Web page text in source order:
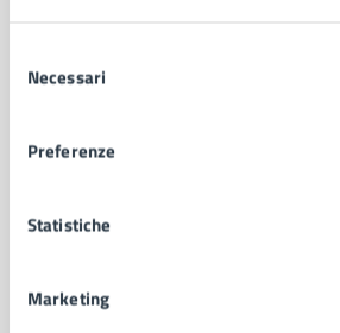
delNecessari
Preferenze
Statistiche
Marketing
Enti e fondazioni
Documenti e dati
Ambiente